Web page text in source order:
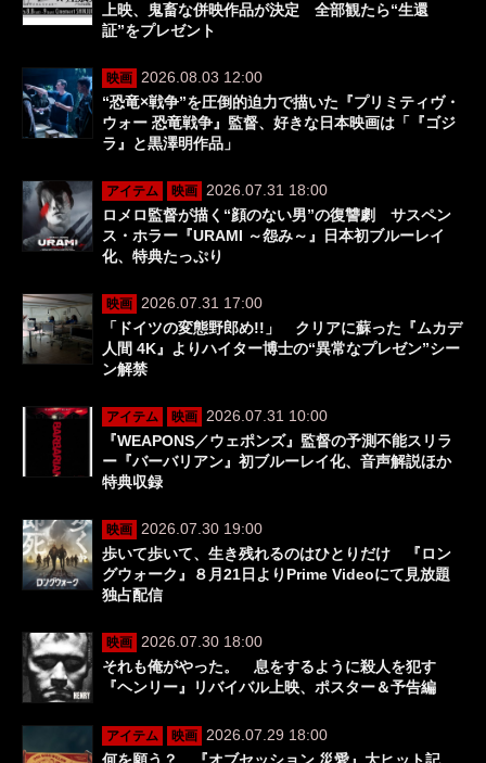
上映、鬼畜な併映作品が決定 全部観たら“生還
証”をプレゼント
映画 2026.08.03 12:00
“恐竜×戦争”を圧倒的迫力で描いた『プリミティヴ・
ウォー 恐竜戦争』監督、好きな日本映画は「『ゴジ
ラ』と黒澤明作品」
アイテム 映画 2026.07.31 18:00
ロメロ監督が描く“顔のない男”の復讐劇 サスペン
ス・ホラー『URAMI ～怨み～』日本初ブルーレイ
化、特典たっぷり
映画 2026.07.31 17:00
「ドイツの変態野郎め!!」 クリアに蘇った『ムカデ
人間 4K』よりハイター博士の“異常なプレゼン”シー
ン解禁
アイテム 映画 2026.07.31 10:00
『WEAPONS／ウェポンズ』監督の予測不能スリラ
ー『バーバリアン』初ブルーレイ化、音声解説ほか
特典収録
映画 2026.07.30 19:00
歩いて歩いて、生き残れるのはひとりだけ 『ロン
グウォーク』８月21日よりPrime Videoにて見放題
独占配信
映画 2026.07.30 18:00
それも俺がやった。 息をするように殺人を犯す
『ヘンリー』リバイバル上映、ポスター＆予告編
アイテム 映画 2026.07.29 18:00